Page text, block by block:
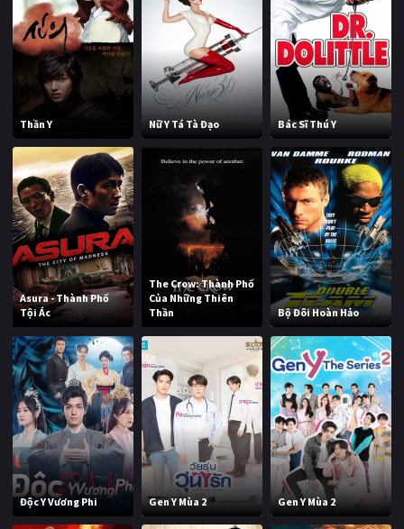
Thần Y Nữ Y Tá Tà Đạo Bác Sĩ Thú Y
Asura - Thành Phố
Tội Ác
The Crow: Thành Phố
Của Những Thiên
Thần
Bộ Đôi Hoàn Hảo
Độc Y Vương Phi Gen Y Mùa 2 Gen Y Mùa 2